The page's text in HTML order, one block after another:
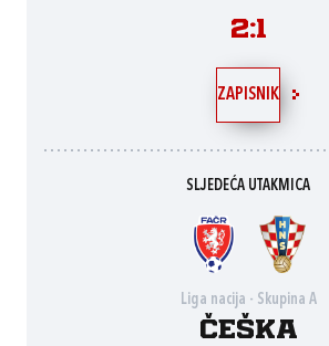
2:1
ZAPISNIK
SLJEDEĆA UTAKMICA
Liga nacija - Skupina A
Češka